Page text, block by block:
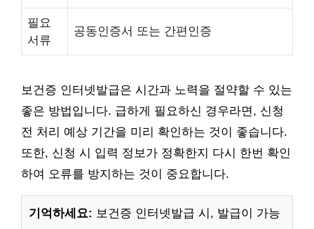
필요
서류
공동인증서 또는 간편인증
보건증 인터넷발급은 시간과 노력을 절약할 수 있는
좋은 방법입니다. 급하게 필요하신 경우라면, 신청
전 처리 예상 기간을 미리 확인하는 것이 좋습니다.
또한, 신청 시 입력 정보가 정확한지 다시 한번 확인
하여 오류를 방지하는 것이 중요합니다.
기억하세요: 보건증 인터넷발급 시, 발급이 가능